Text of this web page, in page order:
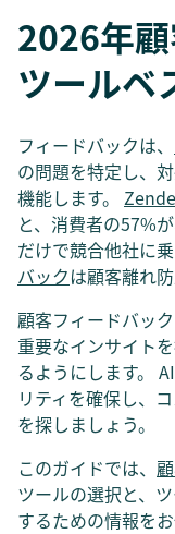
2026年
ツールベ
フィードバックは、
の問題を特定し、
機能します。
と、消費者の57%
だけで競合他社に
バックは顧客離れ
顧客フィードバッ
重要なインサイト
るようにします。
リティを確保し、
を探しましょう。
このガイドでは、
ツールの選択と、
するための情報をお